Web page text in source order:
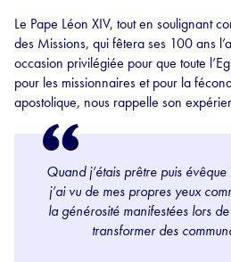
Le Pape Léon XIV, tout en soulignant
des Missions, qui fêtera ses 100 ans
occasion privilégiée pour que toute
pour les missionnaires et pour la
apostolique, nous rappelle son
Quand j’étais prêtre puis
j’ai vu de mes propres yeux
la générosité manifestées lors
transformer des